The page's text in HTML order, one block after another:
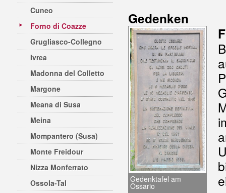
Cuneo
Forno di Coazze
Grugliasco-Collegno
Ivrea
Madonna del Colletto
Margone
Meana di Susa
Meina
Mompantero (Susa)
Monte Freidour
Nizza Monferrato
Ossola-Tal
Gedenken
Gedenktafel am
Ossario